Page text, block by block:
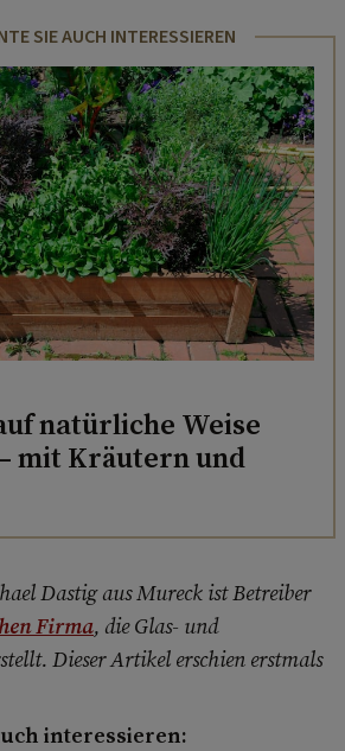
SIE AUCH INTERESSIEREN
natürliche Weise
mit Kräutern und
Dastig aus Mureck ist Betreiber
Firma, die Glas- und
Dieser Artikel erschien erstmals
interessieren: